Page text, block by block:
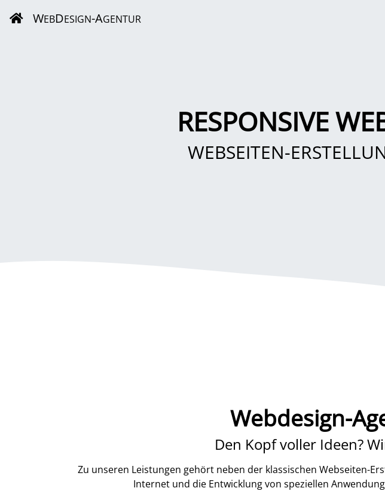
WEBDESIGN-AGENTUR
RESPONSIVE
WEBSEITEN-
Webdesign-
Den Kopf voller Ideen?
Zu unseren Leistungen gehört neben der klassischen Webseiten-
Internet und die Entwicklung von speziellen